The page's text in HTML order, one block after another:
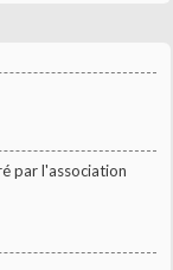
par l'association